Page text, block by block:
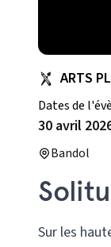
ARTS
Dates de
30 avril
Bandol
Sur les